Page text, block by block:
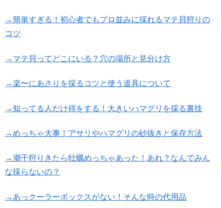
→簡単すぎる！初心者でもプロ並みに採れるマテ貝狩りの
コツ
→マテ貝ってどこにいる？穴の場所と見分け方
→楽〜にあさりを採るコツと使う道具について
→知ってる人だけ得をする！大きいハマグリを採る裏技
→めっちゃ大事！アサリやハマグリの砂抜きと保存方法
→潮干狩りきたら牡蠣めっちゃあった！あれ？なんでみん
な採らないの？
→あっクーラーボックスがない！そんな時の代用品